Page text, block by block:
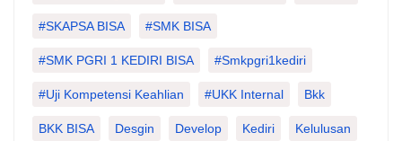
#SKAPSA BISA #SMK BISA
#SMK PGRI 1 KEDIRI BISA #smkpgri1kediri
#Uji Kompetensi Keahlian #UKK Internal Bkk
BKK BISA Desgin Develop Kediri Kelulusan